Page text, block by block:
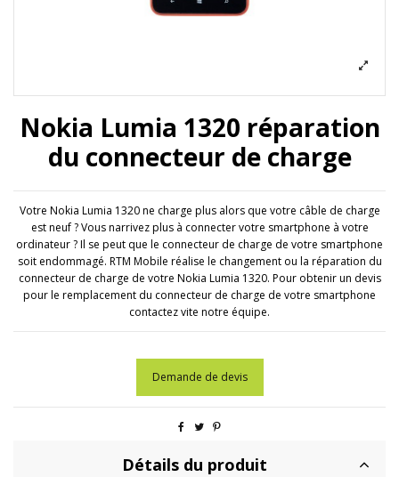
Nokia Lumia 1320 réparation
du connecteur de charge
Votre Nokia Lumia 1320 ne charge plus alors que votre câble de charge
est neuf ? Vous narrivez plus à connecter votre smartphone à votre
ordinateur ? Il se peut que le connecteur de charge de votre smartphone
soit endommagé. RTM Mobile réalise le changement ou la réparation du
connecteur de charge de votre Nokia Lumia 1320. Pour obtenir un devis
pour le remplacement du connecteur de charge de votre smartphone
contactez vite notre équipe.
Demande de devis
Détails du produit